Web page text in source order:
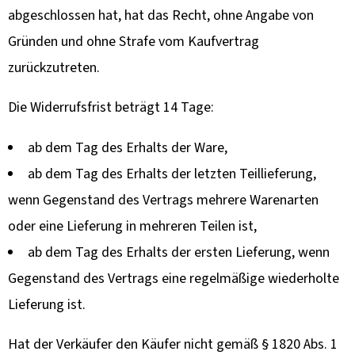
abgeschlossen hat, hat das Recht, ohne Angabe von
Gründen und ohne Strafe vom Kaufvertrag
zurückzutreten.
Die Widerrufsfrist beträgt 14 Tage:
ab dem Tag des Erhalts der Ware,
ab dem Tag des Erhalts der letzten Teillieferung,
wenn Gegenstand des Vertrags mehrere Warenarten
oder eine Lieferung in mehreren Teilen ist,
ab dem Tag des Erhalts der ersten Lieferung, wenn
Gegenstand des Vertrags eine regelmäßige wiederholte
Lieferung ist.
Hat der Verkäufer den Käufer nicht gemäß § 1820 Abs. 1